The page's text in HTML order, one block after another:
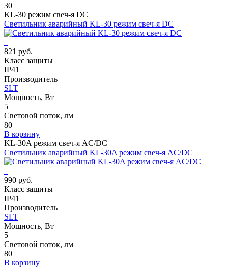
30
KL-30 режим свеч-я DC
Светильник аварийный KL-30 режим свеч-я DC
821 руб.
Класс защиты
IP41
Производитель
SLT
Мощность, Вт
5
Световой поток, лм
80
В корзину
KL-30A режим свеч-я AC/DC
Светильник аварийный KL-30A режим свеч-я AC/DC
990 руб.
Класс защиты
IP41
Производитель
SLT
Мощность, Вт
5
Световой поток, лм
80
В корзину